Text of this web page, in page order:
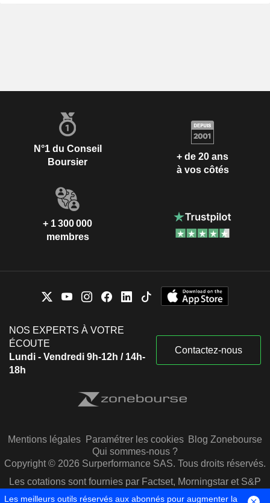
N°1 du Conseil
Boursier
+ de 20 ans
à vos côtés
+ 1 300 000
membres
NOS EXPERTS À VOTRE
ÉCOUTE
Lundi - Vendredi 9h-12h / 14h-
18h
Contactez-nous
Mentions légales Paramétrer les cookies Blog Zonebourse
Qui sommes-nous ?
Copyright © 2026 Surperformance SAS. Tous droits réservés.
Les cotations sont fournies par Factset, Morningstar et S&P
Capital IQ
Les meilleurs outils réservés aux abonnés pour augmenter la